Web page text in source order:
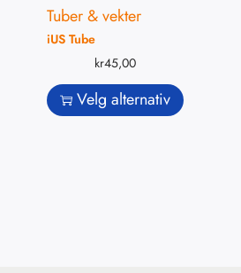
Tuber & vekter
iUS Tube
kr45,00
Velg alternativ